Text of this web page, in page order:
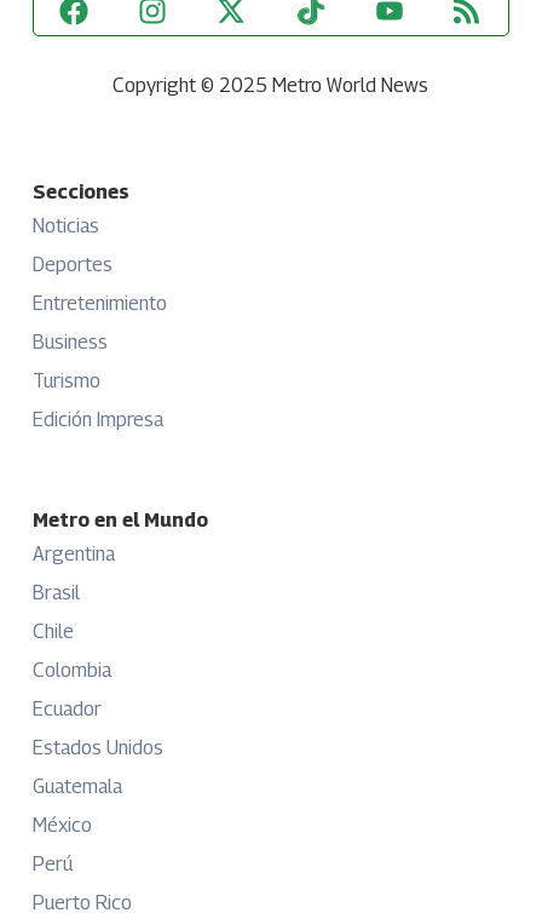
Copyright © 2025 Metro World News
Secciones
Noticias
Deportes
Entretenimiento
Business
Turismo
Edición Impresa
Metro en el Mundo
Argentina
Brasil
Chile
Colombia
Ecuador
Estados Unidos
Guatemala
México
Perú
Puerto Rico